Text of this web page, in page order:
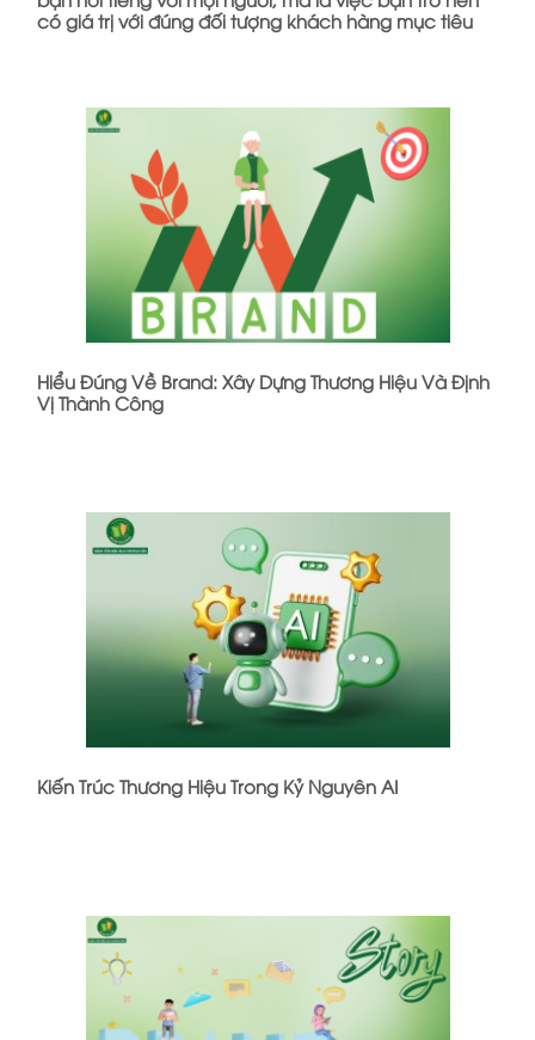
có giá trị với đúng đối tượng khách hàng mục tiêu
Hiểu Đúng Về Brand: Xây Dựng Thương Hiệu Và Định
Vị Thành Công
Kiến Trúc Thương Hiệu Trong Kỷ Nguyên AI